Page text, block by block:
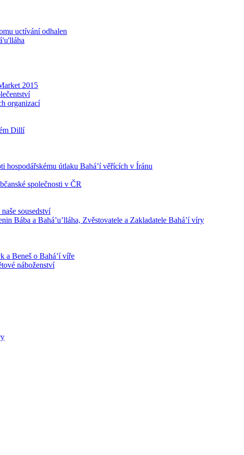
uctívání odhalen
2015
organizací
Dillí
hospodářskému útlaku Bahá’í věřících v Íránu
společnosti v ČR
sousedství
Bába a Bahá’u’lláha, Zvěstovatele a Zakladatele Bahá’í víry
a Beneš o Bahá’í víře
náboženství